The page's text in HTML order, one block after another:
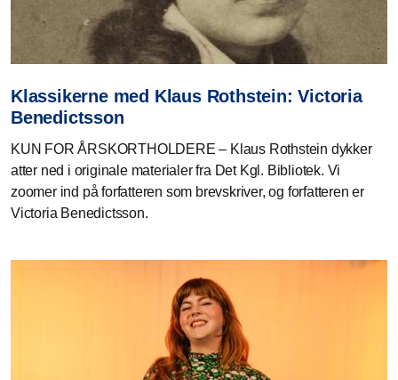
Klassikerne med Klaus Rothstein: Victoria
Benedictsson
KUN FOR ÅRSKORTHOLDERE – Klaus Rothstein dykker
atter ned i originale materialer fra Det Kgl. Bibliotek. Vi
zoomer ind på forfatteren som brevskriver, og forfatteren er
Victoria Benedictsson.